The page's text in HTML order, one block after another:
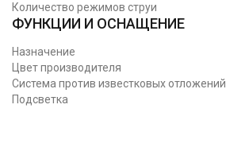
Количество режимов струи
ФУНКЦИИ И ОСНАЩЕНИЕ
Назначение
Цвет производителя
Система против известковых отложений
Подсветка